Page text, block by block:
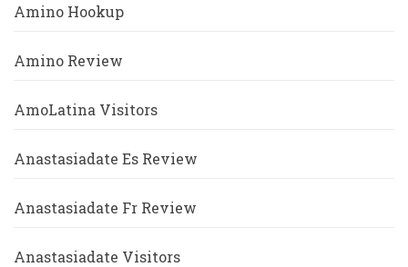
Amino Hookup
Amino Review
AmoLatina Visitors
Anastasiadate Es Review
Anastasiadate Fr Review
Anastasiadate Visitors